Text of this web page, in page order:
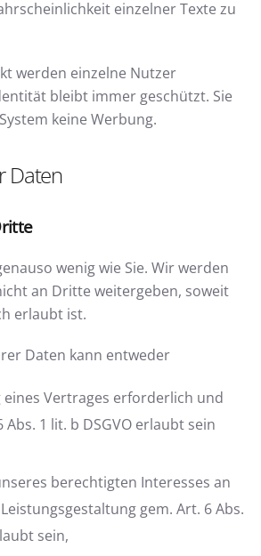
einzelner Texte zu
werden einzelne Nutzer
bleibt immer geschützt. Sie
keine Werbung.
Daten
wenig wie Sie. Wir werden
an Dritte weitergeben, soweit
erlaubt ist.
Daten kann entweder
Vertrages erforderlich und
1 lit. b DSGVO erlaubt sein
berechtigten Interesses an
gem. Art. 6 Abs.
sein,